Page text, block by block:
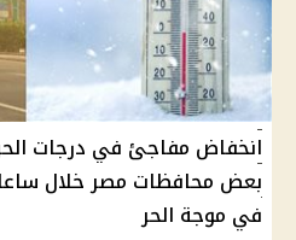
انخفاض مفاجئ في درجات
بعض محافظات مصر خلال
في موجة الحر